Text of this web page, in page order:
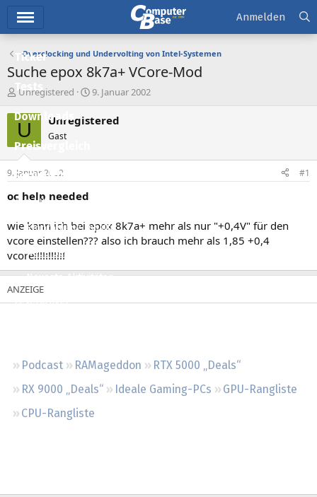
Ticker
Tests
Downloads
Preisvergleich
Forum
Aktuelles
Empfohlene Inhalte
Neue Beiträge
Neueste Aktivitäten
Leserartikel
Podcast RAMageddon
RTX 5000 „Deals“
RX 9000 „Deals“
Ideale Gaming-PCs
GPU-Rangliste
CPU-Rangliste
Anmelden
Overclocking und Undervolting von Intel-Systemen
Suche epox 8k7a+ VCore-Mod
E
s
e
e
r
Unregistered
E
s
t
9. Januar 2002
U Unregistered
Gast
9. Januar 2002 #1
oc help needed
wie kann ich bei epox 8k7a+ mehr als nur "+0,4V" für den
vcore einstellen??? also ich brauch mehr als 1,85 +0,4
vcore!!!!!!!!!!!